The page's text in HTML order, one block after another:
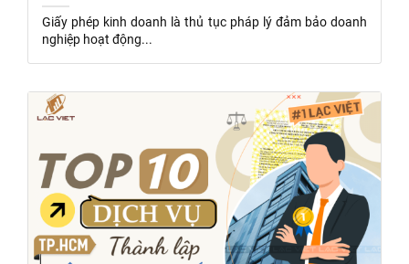
Giấy phép kinh doanh là thủ tục pháp lý đảm bảo doanh
nghiệp hoạt động...